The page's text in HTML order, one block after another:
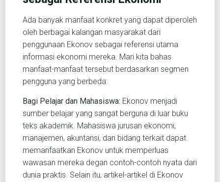
Ada banyak manfaat konkret yang dapat diperoleh
oleh berbagai kalangan masyarakat dari
penggunaan Ekonov sebagai referensi utama
informasi ekonomi mereka. Mari kita bahas
manfaat-manfaat tersebut berdasarkan segmen
pengguna yang berbeda:
Bagi Pelajar dan Mahasiswa: Ekonov menjadi
sumber belajar yang sangat berguna di luar buku
teks akademik. Mahasiswa jurusan ekonomi,
manajemen, akuntansi, dan bidang terkait dapat
memanfaatkan Ekonov untuk memperluas
wawasan mereka degan contoh-contoh nyata dari
dunia praktis. Selain itu, artikel-artikel di Ekonov